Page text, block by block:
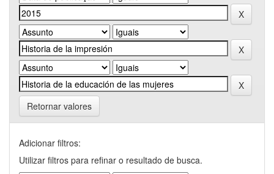
Retornar valores
Adicionar filtros:
Utilizar filtros para refinar o resultado de busca.